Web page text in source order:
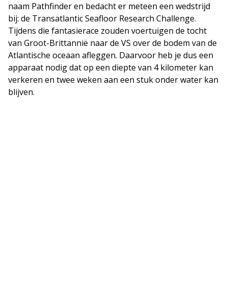
naam Pathfinder en bedacht er meteen een wedstrijd
bij: de Transatlantic Seafloor Research Challenge.
Tijdens die fantasierace zouden voertuigen de tocht
van Groot-Brittannië naar de VS over de bodem van de
Atlantische oceaan afleggen. Daarvoor heb je dus een
apparaat nodig dat op een diepte van 4 kilometer kan
verkeren en twee weken aan een stuk onder water kan
blijven.